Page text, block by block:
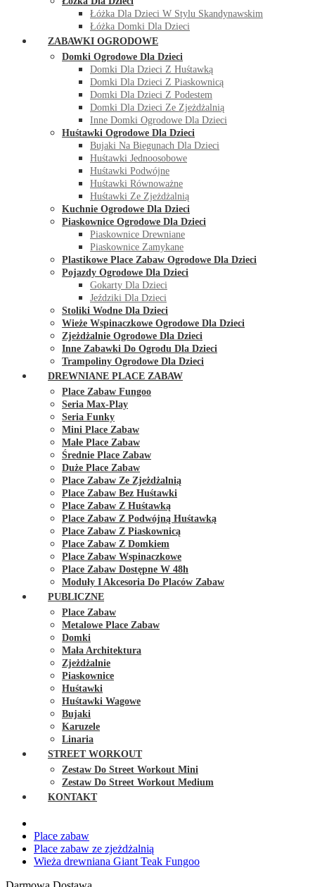
Łóżka Dla Dzieci W Stylu Skandynawskim
Łóżka Domki Dla Dzieci
ZABAWKI OGRODOWE
Domki Ogrodowe Dla Dzieci
Domki Dla Dzieci Z Huśtawką
Domki Dla Dzieci Z Piaskownicą
Domki Dla Dzieci Z Podestem
Domki Dla Dzieci Ze Zjeżdżalnią
Inne Domki Ogrodowe Dla Dzieci
Huśtawki Ogrodowe Dla Dzieci
Bujaki Na Biegunach Dla Dzieci
Huśtawki Jednoosobowe
Huśtawki Podwójne
Huśtawki Równoważne
Huśtawki Ze Zjeżdżalnią
Kuchnie Ogrodowe Dla Dzieci
Piaskownice Ogrodowe Dla Dzieci
Piaskownice Drewniane
Piaskownice Zamykane
Plastikowe Place Zabaw Ogrodowe Dla Dzieci
Pojazdy Ogrodowe Dla Dzieci
Gokarty Dla Dzieci
Jeździki Dla Dzieci
Stoliki Wodne Dla Dzieci
Wieże Wspinaczkowe Ogrodowe Dla Dzieci
Zjeżdżalnie Ogrodowe Dla Dzieci
Inne Zabawki Do Ogrodu Dla Dzieci
Trampoliny Ogrodowe Dla Dzieci
DREWNIANE PLACE ZABAW
Place Zabaw Fungoo
Seria Max-Play
Seria Funky
Mini Place Zabaw
Małe Place Zabaw
Średnie Place Zabaw
Duże Place Zabaw
Place Zabaw Ze Zjeżdżalnią
Place Zabaw Bez Huśtawki
Place Zabaw Z Huśtawką
Place Zabaw Z Podwójną Huśtawką
Place Zabaw Z Piaskownicą
Place Zabaw Z Domkiem
Place Zabaw Wspinaczkowe
Place Zabaw Dostępne W 48h
Moduły I Akcesoria Do Placów Zabaw
PUBLICZNE
Place Zabaw
Metalowe Place Zabaw
Domki
Mała Architektura
Zjeżdżalnie
Piaskownice
Huśtawki
Huśtawki Wagowe
Bujaki
Karuzele
Linaria
STREET WORKOUT
Zestaw Do Street Workout Mini
Zestaw Do Street Workout Medium
KONTAKT
Place zabaw
Place zabaw ze zjeżdżalnią
Wieża drewniana Giant Teak Fungoo